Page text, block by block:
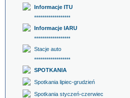
Informacje ITU
******************
Informacje IARU
******************
Stacje auto
******************
SPOTKANIA
Spotkania lipiec-grudzień
Spotkania styczeń-czerwiec